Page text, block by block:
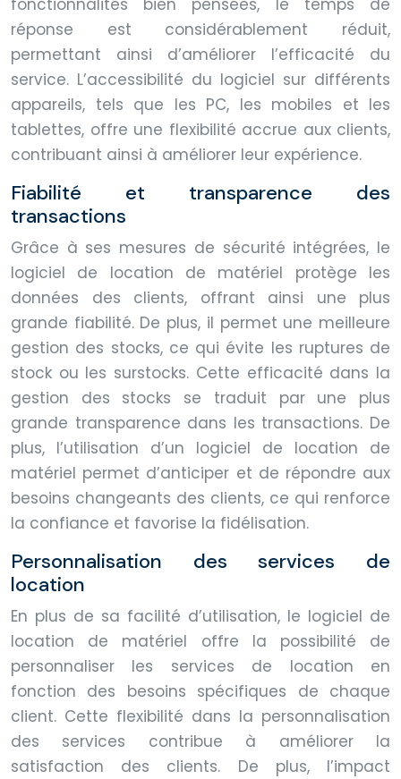
réponse est considérablement réduit,
permettant ainsi d’améliorer l’efficacité du
service. L’accessibilité du logiciel sur différents
appareils, tels que les PC, les mobiles et les
tablettes, offre une flexibilité accrue aux clients,
contribuant ainsi à améliorer leur expérience.
Fiabilité et transparence des
transactions
Grâce à ses mesures de sécurité intégrées, le
logiciel de location de matériel protège les
données des clients, offrant ainsi une plus
grande fiabilité. De plus, il permet une meilleure
gestion des stocks, ce qui évite les ruptures de
stock ou les surstocks. Cette efficacité dans la
gestion des stocks se traduit par une plus
grande transparence dans les transactions. De
plus, l’utilisation d’un logiciel de location de
matériel permet d’anticiper et de répondre aux
besoins changeants des clients, ce qui renforce
la confiance et favorise la fidélisation.
Personnalisation des services de
location
En plus de sa facilité d’utilisation, le logiciel de
location de matériel offre la possibilité de
personnaliser les services de location en
fonction des besoins spécifiques de chaque
client. Cette flexibilité dans la personnalisation
des services contribue à améliorer la
satisfaction des clients. De plus, l’impact